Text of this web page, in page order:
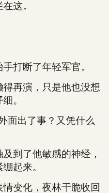
这。
打断了年轻军官。
再演，只是他也没想
。
出了事？又凭什么
到了他敏感的神经，
起来。
变化，夜林干脆收回